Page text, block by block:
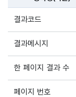
해당 오픈API의
결과코드
결과메시지
한 페이지 결과 수
페이지 번호